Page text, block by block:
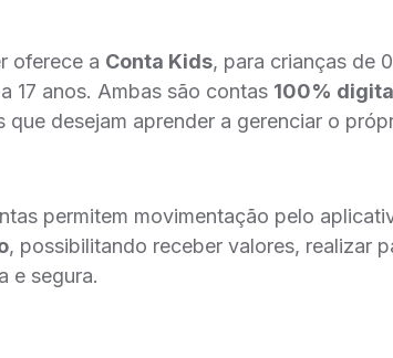
oferece a Conta Kids, para crianças de
17 anos. Ambas são contas 100%
que desejam aprender a gerenciar o
permitem movimentação pelo
, possibilitando receber valores, realizar
e segura.